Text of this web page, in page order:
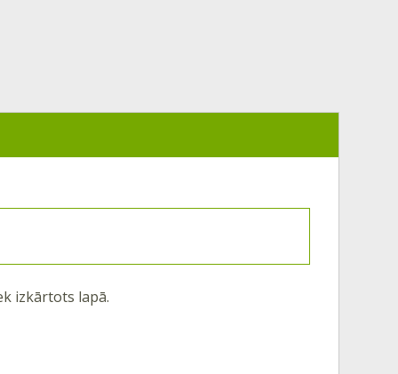
izkārtots lapā.